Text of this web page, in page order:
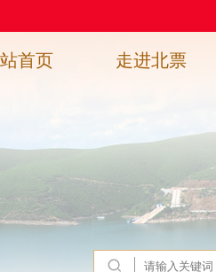
首页 走进北票